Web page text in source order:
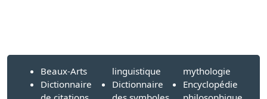
Beaux-Arts
Dictionnaire
linguistique
Dictionnaire
mythologie
Encyclopédie